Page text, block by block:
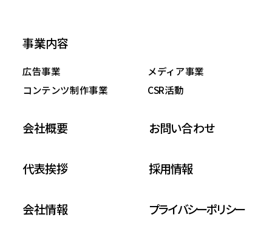
事業内容
広告事業
メディア事業
コンテンツ制作事業
CSR活動
会社概要
代表挨拶
会社情報
お問い合わせ
採用情報
プライバシーポリシー